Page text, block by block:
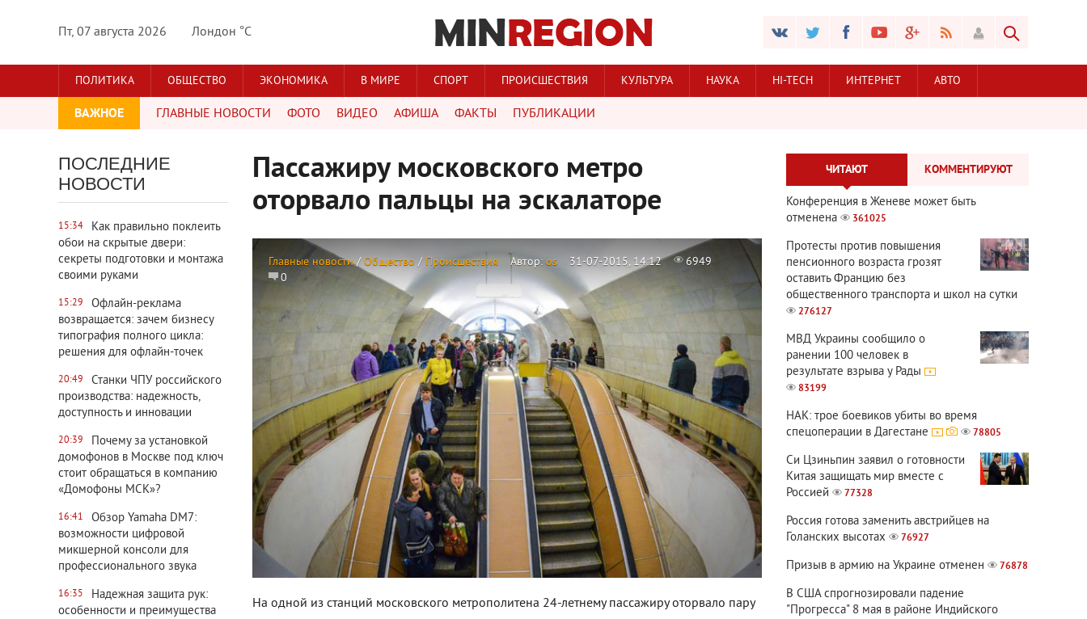
Пт, 07 августа 2026 Лондон °C
ПОЛИТИКА ОБЩЕСТВО ЭКОНОМИКА В МИРЕ СПОРТ ПРОИСШЕСТВИЯ КУЛЬТУРА НАУКА HI-TECH ИНТЕРНЕТ АВТО
ВАЖНОЕ ГЛАВНЫЕ НОВОСТИ ФОТО ВИДЕО АФИША ФАКТЫ ПУБЛИКАЦИИ
ПОСЛЕДНИЕ
НОВОСТИ
15:34
Как правильно поклеить
обои на скрытые двери:
секреты подготовки и монтажа
своими руками
15:29
Офлайн-реклама
возвращается: зачем бизнесу
типография полного цикла:
решения для офлайн-точек
20:49
Станки ЧПУ российского
производства: надежность,
доступность и инновации
20:39
Почему за установкой
домофонов в Москве под ключ
стоит обращаться в компанию
«Домофоны МСК»?
16:41
Обзор Yamaha DM7:
возможности цифровой
микшерной консоли для
профессионального звука
16:35
Надежная защита рук:
особенности и преимущества
Пассажиру московского метро
оторвало пальцы на эскалаторе
Главные новости/Общество / Происшествия Автор: os 31-07-2015, 14:12
6949
0
На одной из станций московского метрополитена 24-летнему пассажиру оторвало пару
ЧИТАЮТ КОММЕНТИРУЮТ
Конференция в Женеве может быть
отменена
361025
Протесты против повышения
пенсионного возраста грозят
оставить Францию без
общественного транспорта и школ на сутки
276127
МВД Украины сообщило о
ранении 100 человек в
результате взрыва у Рады
83199
НАК: трое боевиков убиты во время
спецоперации в Дагестане
78805
Си Цзиньпин заявил о готовности
Китая защищать мир вместе с
Россией
77328
Россия готова заменить австрийцев на
Голанских высотах
76927
Призыв в армию на Украине отменен 76878
В США спрогнозировали падение
"Прогресса" 8 мая в районе Индийского